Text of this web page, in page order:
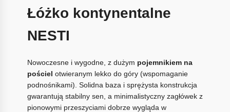
Łóżko kontynentalne
NESTI
Nowoczesne i wygodne, z dużym pojemnikiem na
pościel otwieranym lekko do góry (wspomaganie
podnośnikami). Solidna baza i sprężysta konstrukcja
gwarantują stabilny sen, a minimalistyczny zagłówek z
pionowymi przeszyciami dobrze wygląda w